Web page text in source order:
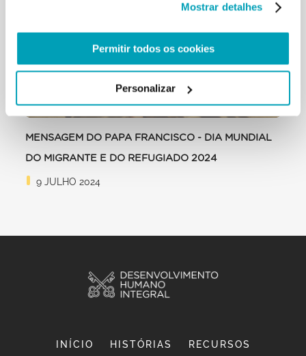
Mostrar detalhes
Permitir todos os cookies
Personalizar
MENSAGEM DO PAPA FRANCISCO - DIA MUNDIAL
DO MIGRANTE E DO REFUGIADO 2024
9 JULHO 2024
INÍCIO HISTÓRIAS RECURSOS